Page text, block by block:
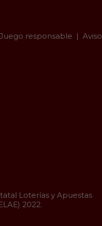
Juego responsable
Loterías y Apuestas
2022.